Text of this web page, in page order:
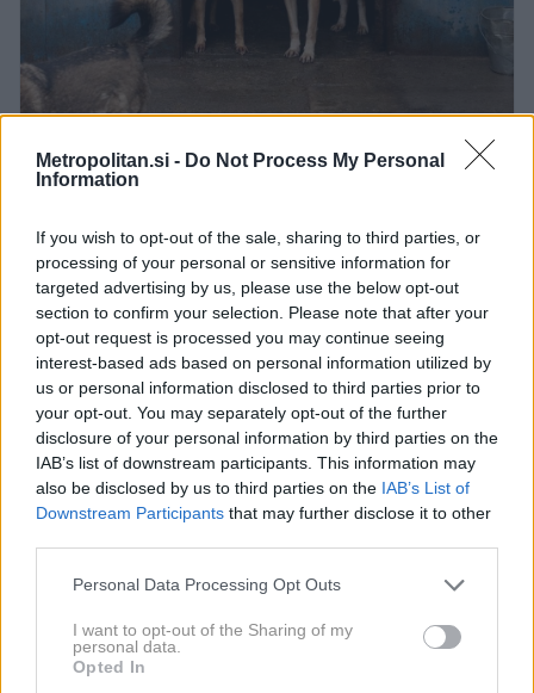
Metropolitan.si - Do Not Process My Personal
Information
If you wish to opt-out of the sale, sharing to third parties, or
processing of your personal or sensitive information for
targeted advertising by us, please use the below opt-out
section to confirm your selection. Please note that after your
opt-out request is processed you may continue seeing
interest-based ads based on personal information utilized by
us or personal information disclosed to third parties prior to
your opt-out. You may separately opt-out of the further
disclosure of your personal information by third parties on the
IAB’s list of downstream participants. This information may
also be disclosed by us to third parties on the IAB’s List of
Downstream Participants that may further disclose it to other
Please note that this website/app uses one or more Google
not limited to your visit or usage behaviour. You may click to
grant or deny consent to Google and its third-party tags to
use your data for below specified purposes in below Google
Personal Data Processing Opt Outs
I want to opt-out of the Sharing of my
personal data.
Opted In
smrti vstopili v hišo, so namesto
zavetišča naleteli na prizorišče pokola.
Medtem ko so sestradani preživeli psi
prosili za milost, so se iz zamrzovalnikov
in omar začela kotaliti trupla tistih, ki
jim "rešitelj" ni namenil svobode,
temveč smrt v grozljivih mukah.
Hrvaško javnost je te dni pretresel eden najhujših
primerovzanemarjanja živali v državi, na katerega so
zapuščene pse. Ti so po smrti 64-letnega moškega
na njegovem domu naVeli Učki pri Reki
našli skoraj
50 psov v zelo slabem stanju